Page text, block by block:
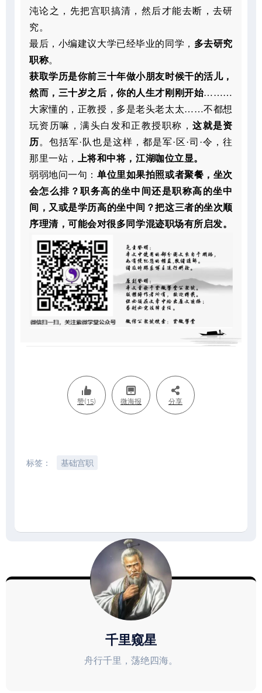
沌论之，先把宫职搞清，然后才能去断，去研
究。
最后，小编建议大学已经毕业的同学， 多去研究
职称。
获取学历是你前三十年做小朋友时候干的活儿，
然而，三十岁之后，你的人生才刚刚开始………
大家懂的，正教授，多是老头老太太……不都想
玩资历嘛，满头白发和正教授职称，这就是资
历。包括军·队也是这样，都是军·区·司·令，往
那里一站，
上将和中将，江湖咖位立显。
弱弱地问一句：单位里如果拍照或者聚餐，坐次
会怎么排？职务高的坐中间还是职称高的坐中
间，又或是学历高的坐中间？把这三者的坐次顺
序理清，可能会对很多同学混迹职场有所启发。
赞(15) 微海报 分享
标签： 基础宫职
千里窥星
舟行千里，荡绝四海。